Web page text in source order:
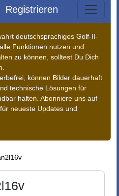
Registrieren
deutschsprachiges Golf-II-
Funktionen nutzen und
zu können, solltest Du Dich
können Bilder dauerhaft
technische Lösungen für
halten. Abonniere uns auf
für neueste Updates und